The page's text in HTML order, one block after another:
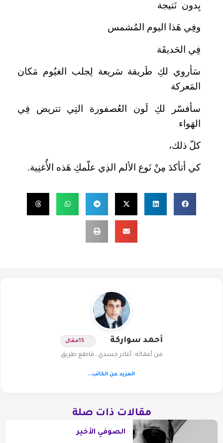
بِدون نَتيجة
وفِي هَذا اليوم المُشمس
فِي الحَديقَة
سَأروي لكِ طَريقة سَريعة لِجلب الغيُوم مَكان
المَعركة
سأفسّر لكِ لَون العُصفورة التِي تتريض فِي
الهَواء
كلّ ذلك،
كي أتأكدَ مِنْ نَوع الألم الذِي علّمكِ هَذه الأُغنِية.
أحمد سواركة 15مقال
من أعماله ـ أغادر جسدي ـ قاطع طريق
المزيد عن الكاتب..
مقالات ذات صلة
الصوفي الأخير